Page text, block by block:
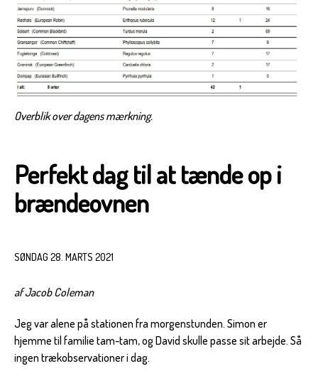
Overblik over dagens mærkning.
Perfekt dag til at tænde op i
brændeovnen
SØNDAG 28. MARTS 2021
af Jacob Coleman
Jeg var alene på stationen fra morgenstunden. Simon er
hjemme til familie tam-tam, og David skulle passe sit arbejde. Så
ingen trækobservationer i dag.